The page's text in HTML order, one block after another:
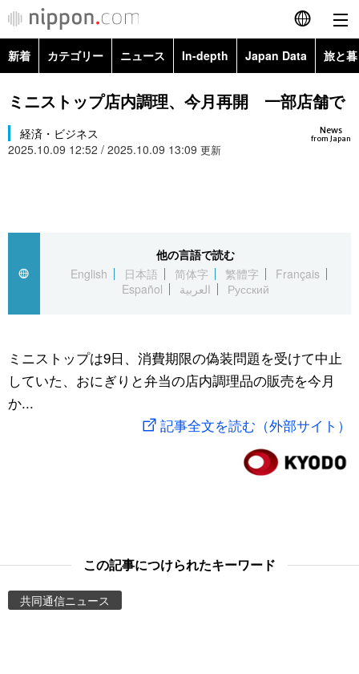
English
简体字
カテゴリー
文化
動画/Live
Images
People
新着 カテゴリー ニュース In-depth Japan Data 旅と
政治・外交
経済・ビジネス
スポーツ・東京2020
Topics
Images
ミニストップ店内調理、今月再開 一部店舗で
News
from Japan
経済・ビジネス
2025.10.09 12:52 / 2025.10.09 13:09 更新
他の言語で読む
English
日本語 简体字 繁體字
Français
Español
العربية Русский
ミニストップは9日、消費期限の偽装問題を受けて中止
していた、おにぎりと弁当の店内調理品の販売を今月
か...
記事全文を読む（外部サイト）
この記事につけられたキーワード
共同通信ニュース